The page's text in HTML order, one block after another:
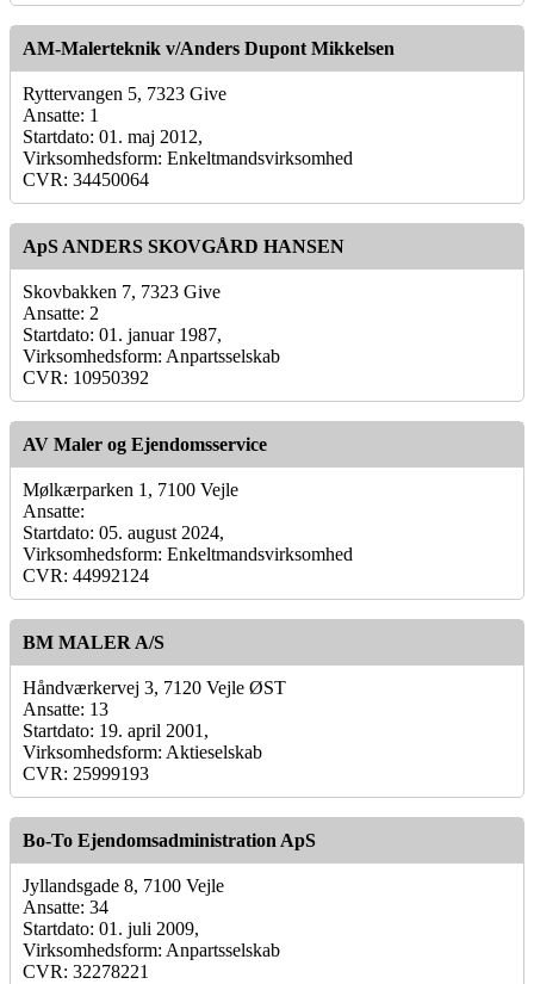
AM-Malerteknik v/Anders Dupont Mikkelsen
Ryttervangen 5, 7323 Give
Ansatte: 1
Startdato: 01. maj 2012,
Virksomhedsform: Enkeltmandsvirksomhed
CVR: 34450064
ApS ANDERS SKOVGÅRD HANSEN
Skovbakken 7, 7323 Give
Ansatte: 2
Startdato: 01. januar 1987,
Virksomhedsform: Anpartsselskab
CVR: 10950392
AV Maler og Ejendomsservice
Mølkærparken 1, 7100 Vejle
Ansatte:
Startdato: 05. august 2024,
Virksomhedsform: Enkeltmandsvirksomhed
CVR: 44992124
BM MALER A/S
Håndværkervej 3, 7120 Vejle ØST
Ansatte: 13
Startdato: 19. april 2001,
Virksomhedsform: Aktieselskab
CVR: 25999193
Bo-To Ejendomsadministration ApS
Jyllandsgade 8, 7100 Vejle
Ansatte: 34
Startdato: 01. juli 2009,
Virksomhedsform: Anpartsselskab
CVR: 32278221